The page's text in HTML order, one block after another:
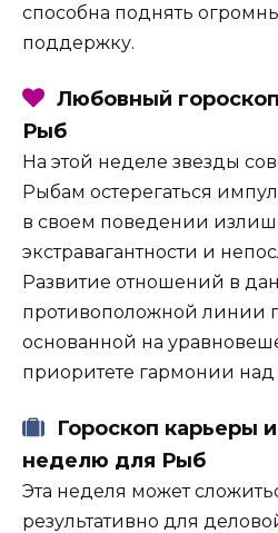
способна поднять
поддержку.
Любовный
Рыб
На этой неделе звезды
Рыбам остерегаться
в своем поведении
экстравагантности и
Развитие отношений в
противоположной линии
основанной на
приоритете гармонии над
Гороскоп карьеры
неделю для Рыб
Эта неделя может
результативно для